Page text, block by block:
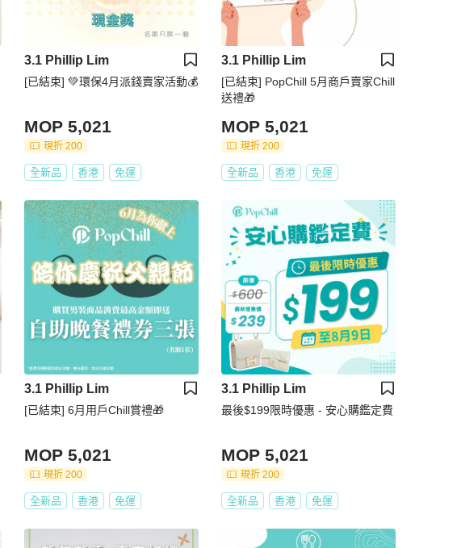
3.1 Phillip Lim
[已結束] 💚環保4月派錢賣家活動💰
MOP 5,021
現折 200
全新品 香港 免運
3.1 Phillip Lim
[已結束] PopChill 5月商戶賣家Chill
送禮🎁
MOP 5,021
現折 200
全新品 香港 免運
3.1 Phillip Lim
[已結束] 6月用戶Chill賞禮🎁
MOP 5,021
現折 200
全新品 香港 免運
3.1 Phillip Lim
最後$199限時優惠 - 安心購鑑定費
MOP 5,021
現折 200
全新品 香港 免運